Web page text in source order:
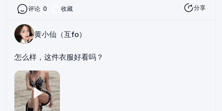
评论 0 收藏 分享
黄小仙（互fo）
怎么样，这件衣服好看吗？